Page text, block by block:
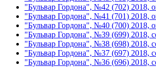
"Бульвар Гордона", №42 (702) 2018,
"Бульвар Гордона", №41 (701) 2018,
"Бульвар Гордона", №40 (700) 2018,
"Бульвар Гордона", №39 (699) 2018,
"Бульвар Гордона", №38 (698) 2018,
"Бульвар Гордона", №37 (697) 2018,
"Бульвар Гордона", №36 (696) 2018,